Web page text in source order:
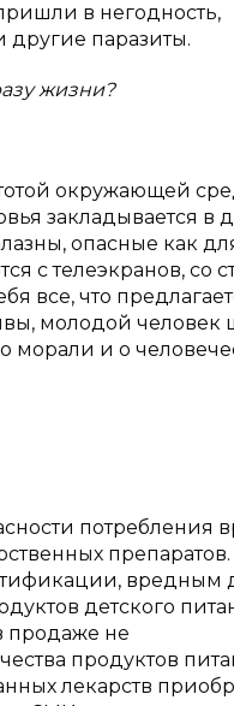
в негодность,
другие паразиты.
жизни?
окружающей
закладывается в
опасные как
с телеэкранов, со
все, что
молодой человек
морали и о
потребления
препаратов.
вредным
детского
продаже не
продуктов
лекарств